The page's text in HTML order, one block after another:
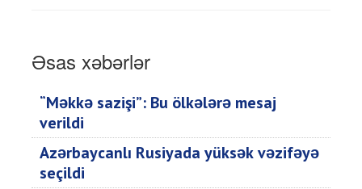
Əsas xəbərlər
“Məkkə sazişi”: Bu ölkələrə mesaj
verildi
Azərbaycanlı Rusiyada yüksək vəzifəyə
seçildi